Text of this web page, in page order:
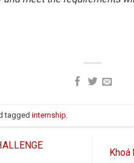
tagged internship